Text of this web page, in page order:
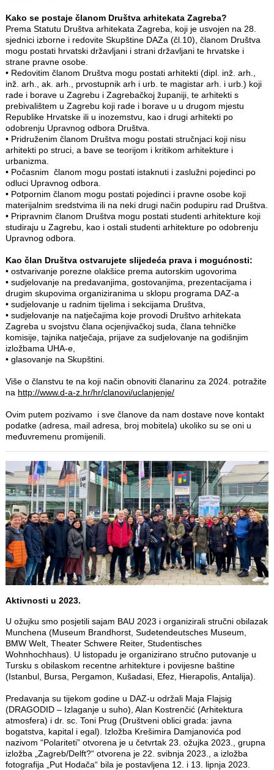
Kako se postaje članom Društva arhitekata Zagreba?
Prema Statutu Društva arhitekata Zagreba, koji je usvojen na 28.
sjednici izborne i redovite Skupštine DAZa (čl.10), članom Društva
mogu postati hrvatski državljani i strani državljani te hrvatske i
strane pravne osobe.
• Redovitim članom Društva mogu postati arhitekti (dipl. inž. arh.,
inž. arh., ak. arh., prvostupnik arh i urb. te magistar arh. i urb.) koji
rade i borave u Zagrebu i Zagrebačkoj županiji, te arhitekti s
prebivalištem u Zagrebu koji rade i borave u u drugom mjestu
Republike Hrvatske ili u inozemstvu, kao i drugi arhitekti po
odobrenju Upravnog odbora Društva.
• Pridruženim članom Društva mogu postati stručnjaci koji nisu
arhitekti po struci, a bave se teorijom i kritikom arhitekture i
urbanizma.
• Počasnim članom mogu postati istaknuti i zaslužni pojedinci po
odluci Upravnog odbora.
• Potpornim članom mogu postati pojedinci i pravne osobe koji
materijalnim sredstvima ili na neki drugi način podupiru rad Društva.
• Pripravnim članom Društva mogu postati studenti arhitekture koji
studiraju u Zagrebu, kao i ostali studenti arhitekture po odobrenju
Upravnog odbora.
Kao član Društva ostvarujete slijedeća prava i mogućnosti:
• ostvarivanje porezne olakšice prema autorskim ugovorima
• sudjelovanje na predavanjima, gostovanjima, prezentacijama i
drugim skupovima organiziranima u sklopu programa DAZ-a
• sudjelovanje u radnim tijelima i sekcijama Društva,
• sudjelovanje na natječajima koje provodi Društvo arhitekata
Zagreba u svojstvu člana ocjenjivačkoj suda, člana tehničke
komisije, tajnika natječaja, prijave za sudjelovanje na godišnjim
izložbama UHA-e,
• glasovanje na Skupštini.
Više o članstvu te na koji način obnoviti članarinu za 2024. potražite
na http://www.d-a-z.hr/hr/clanovi/uclanjenje/
Ovim putem pozivamo i sve članove da nam dostave nove kontakt
podatke (adresa, mail adresa, broj mobitela) ukoliko su se oni u
međuvremenu promijenili.
Aktivnosti u 2023.
U ožujku smo posjetili sajam BAU 2023 i organizirali stručni obilazak
Munchena (Museum Brandhorst, Sudetendeutsches Museum,
BMW Welt, Theater Schwere Reiter, Studentisches
Wohnhochhaus). U listopadu je organizirano stručno putovanje u
Tursku s obilaskom recentne arhitekture i povijesne baštine
(Istanbul, Bursa, Pergamon, Kušadasi, Efez, Hierapolis, Antalija).
Predavanja su tijekom godine u DAZ-u održali Maja Flajsig
(DRAGODID – Izlaganje u suho), Alan Kostrenčić (Arhitektura
atmosfera) i dr. sc. Toni Prug (Društveni oblici grada: javna
bogatstva, kapital i egal). Izložba Krešimira Damjanovića pod
nazivom “Polariteti” otvorena je u četvrtak 23. ožujka 2023., grupna
izložba „Zagreb/Delft?“ otvorena je 22. svibnja 2023., a izložba
fotografija „Put Hodača“ bila je postavljena 12. i 13. lipnja 2023.